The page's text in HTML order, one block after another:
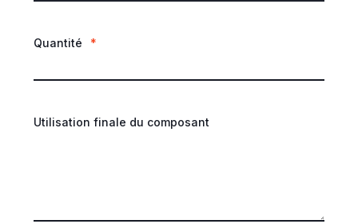
Quantité *
Utilisation finale du composant